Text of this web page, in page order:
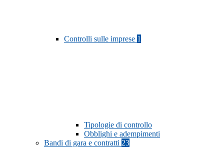
Controlli sulle imprese 1
Tipologie di controllo
Obblighi e adempimenti
Bandi di gara e contratti 23